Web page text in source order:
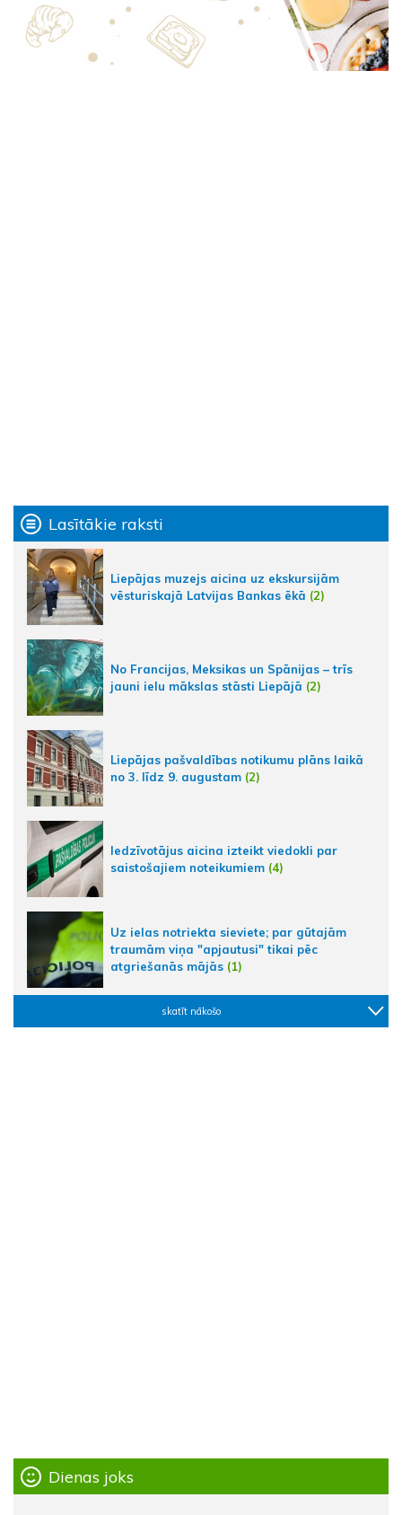
Lasītākie raksti
Liepājas muzejs aicina uz ekskursijām
vēsturiskajā Latvijas Bankas ēkā (2)
No Francijas, Meksikas un Spānijas – trīs
jauni ielu mākslas stāsti Liepājā (2)
Liepājas pašvaldības notikumu plāns laikā
no 3. līdz 9. augustam (2)
Iedzīvotājus aicina izteikt viedokli par
saistošajiem noteikumiem (4)
Uz ielas notriekta sieviete; par gūtajām
traumām viņa "apjautusi" tikai pēc
atgriešanās mājās (1)
skatīt nākošo
Dienas joks